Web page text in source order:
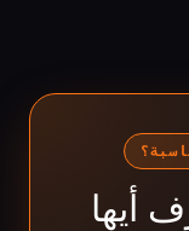
أيها